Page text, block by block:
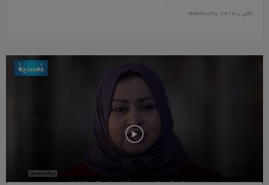
الأثنين م ١٧ ۰١ ٢۰١٩ هـ ١٣٥٥/١٢/NaN